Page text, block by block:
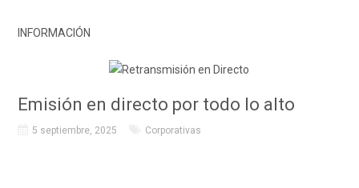
INFORMACIÓN
Emisión en directo por todo lo alto
5 septiembre, 2025 Corporativas